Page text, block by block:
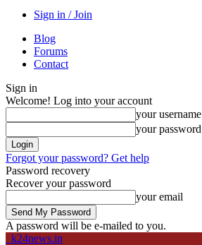
Sign in / Join
Blog
Forums
Contact
Sign in
Welcome! Log into your account
your username
your password
Forgot your password? Get help
Password recovery
Recover your password
your email
A password will be e-mailed to you.
k24news.in